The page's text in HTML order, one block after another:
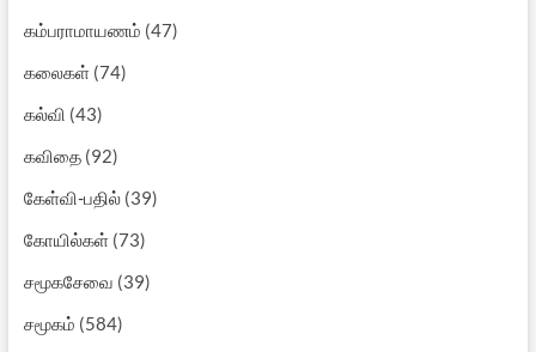
கம்பராமாயணம் (47)
கலைகள்(74)
கல்வி (43)
கவிதை(92)
கேள்வி-பதில்(39)
கோயில்கள்(73)
சமூகசேவை (39)
சமூகம் (584)